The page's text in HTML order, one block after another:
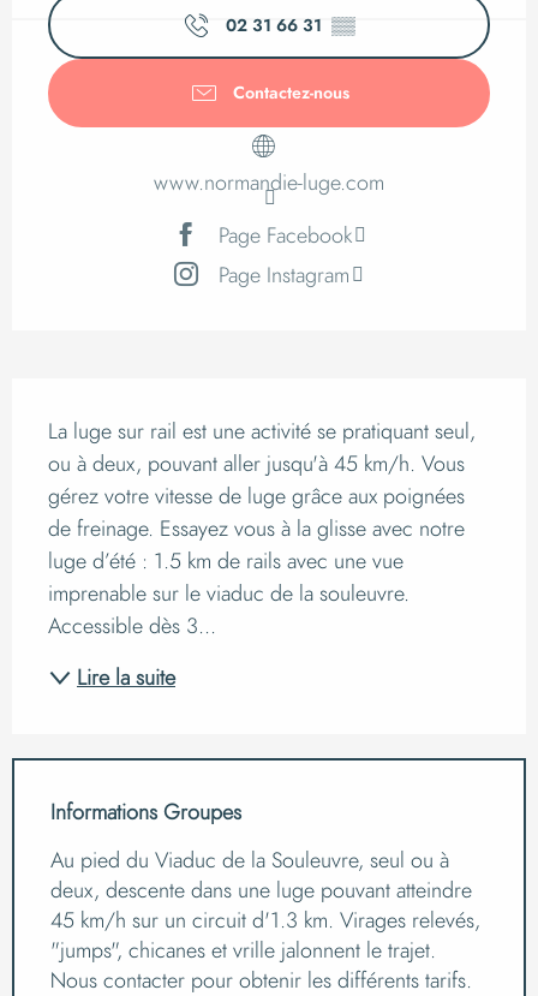
02 31 66 31 ▒▒
Contactez-nous
www.normandie-luge.com
Page Facebook
Page Instagram
Description
La luge sur rail est une activité se pratiquant seul,
ou à deux, pouvant aller jusqu'à 45 km/h. Vous
gérez votre vitesse de luge grâce aux poignées
de freinage. Essayez vous à la glisse avec notre
luge d’été : 1.5 km de rails avec une vue
imprenable sur le viaduc de la souleuvre.
Accessible dès 3...
Lire la suite
Informations Groupes
Au pied du Viaduc de la Souleuvre, seul ou à
deux, descente dans une luge pouvant atteindre
45 km/h sur un circuit d'1.3 km. Virages relevés,
"jumps", chicanes et vrille jalonnent le trajet.
Nous contacter pour obtenir les différents tarifs.